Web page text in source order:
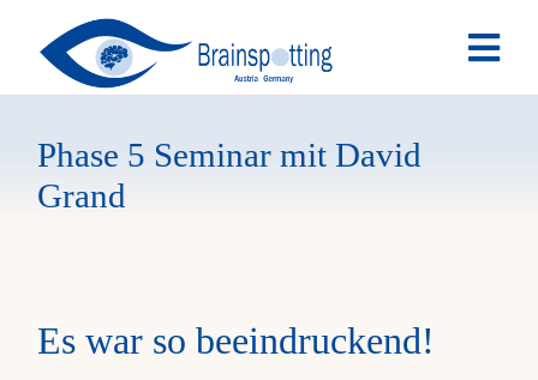
Ausbildung
Fachpersonen
Phase 5 Seminar mit David
Grand
Es war so beeindruckend!